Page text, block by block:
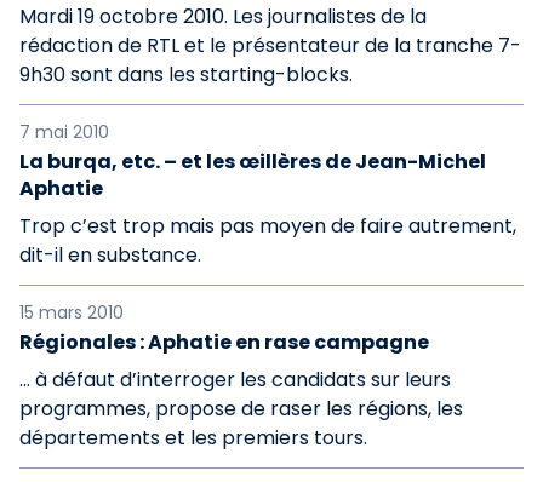
Mardi 19 octobre 2010. Les journalistes de la
rédaction de RTL et le présentateur de la tranche 7-
9h30 sont dans les starting-blocks.
7 mai 2010
La burqa, etc. – et les œillères de Jean-Michel
Aphatie
Trop c’est trop mais pas moyen de faire autrement,
dit-il en substance.
15 mars 2010
Régionales : Aphatie en rase campagne
… à défaut d’interroger les candidats sur leurs
programmes, propose de raser les régions, les
départements et les premiers tours.